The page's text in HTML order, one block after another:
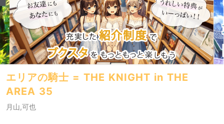
エリアの騎士 = THE KNIGHT in THE
AREA 35
月山,可也